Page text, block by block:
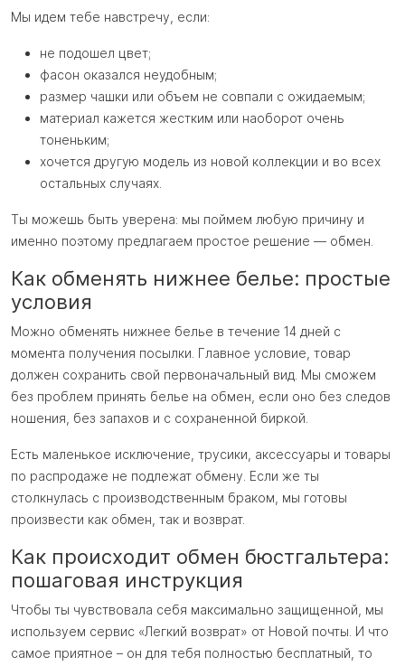
Мы идем тебе навстречу, если:
не подошел цвет;
фасон оказался неудобным;
размер чашки или объем не совпали с ожидаемым;
материал кажется жестким или наоборот очень
тоненьким;
хочется другую модель из новой коллекции и во всех
остальных случаях.
Ты можешь быть уверена: мы поймем любую причину и
именно поэтому предлагаем простое решение — обмен.
Как обменять нижнее белье: простые
условия
Можно обменять нижнее белье в течение 14 дней с
момента получения посылки. Главное условие, товар
должен сохранить свой первоначальный вид. Мы сможем
без проблем принять белье на обмен, если оно без следов
ношения, без запахов и с сохраненной биркой.
Есть маленькое исключение, трусики, аксессуары и товары
по распродаже не подлежат обмену. Если же ты
столкнулась с производственным браком, мы готовы
произвести как обмен, так и возврат.
Как происходит обмен бюстгальтера:
пошаговая инструкция
Чтобы ты чувствовала себя максимально защищенной, мы
используем сервис «Легкий возврат» от Новой почты. И что
самое приятное – он для тебя полностью бесплатный, то